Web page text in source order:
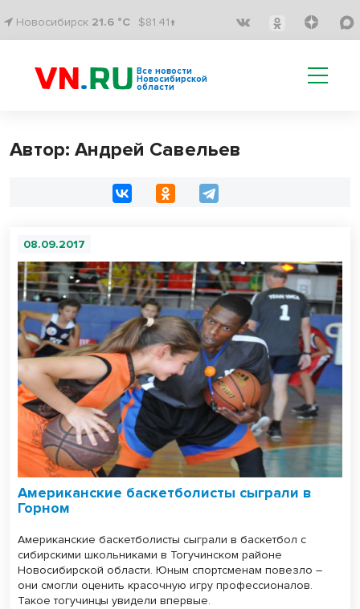
Новосибирск 21.6 °C $81.41↑
Все новости
Новосибирской
области
Автор: Андрей Савельев
08.09.2017
Американские баскетболисты сыграли в
Горном
Американские баскетболисты сыграли в баскетбол с
сибирскими школьниками в Тогучинском районе
Новосибирской области. Юным спортсменам повезло –
они смогли оценить красочную игру профессионалов.
Такое тогучинцы увидели впервые.